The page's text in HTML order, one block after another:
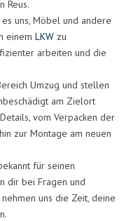
Reus.
uns, Möbel und andere
einem LKW zu
arbeiten und die
Umzug und stellen
am Zielort
vom Verpacken der
zur Montage am neuen
für seinen
dir bei Fragen und
uns die Zeit, deine